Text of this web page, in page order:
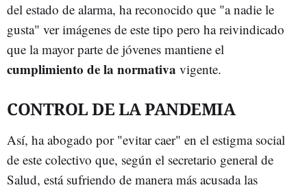
del estado de alarma, ha reconocido que "a nadie le
gusta" ver imágenes de este tipo pero ha reivindicado
que la mayor parte de jóvenes mantiene el
cumplimiento de la normativa vigente.
CONTROL DE LA PANDEMIA
Así, ha abogado por "evitar caer" en el estigma social
de este colectivo que, según el secretario general de
Salud, está sufriendo de manera más acusada las